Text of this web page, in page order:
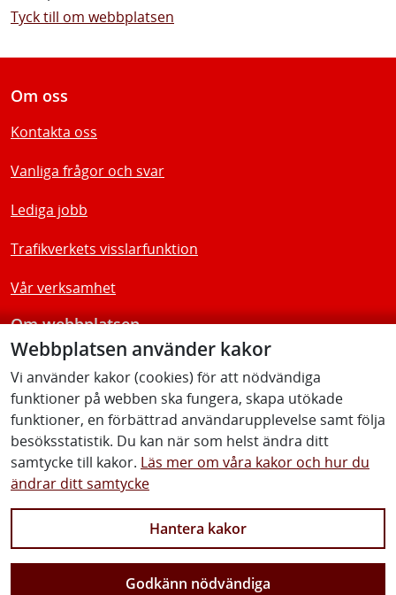
Webbplatsen använder kakor
Vi använder kakor (cookies) för att nödvändiga
funktioner på webben ska fungera, skapa utökade
funktioner, en förbättrad användarupplevelse samt följa
besöksstatistik. Du kan när som helst ändra ditt
samtycke till kakor. Läs mer om våra kakor och hur du
ändrar ditt samtycke
Hantera kakor
Godkänn nödvändiga
Tyck till om webbplatsen
Om oss
Kontakta oss
Vanliga frågor och svar
Lediga jobb
Trafikverkets visslarfunktion
Vår verksamhet
Om webbplatsen
Tillgänglighetsredogörelse
Följ oss
Facebook Youtube